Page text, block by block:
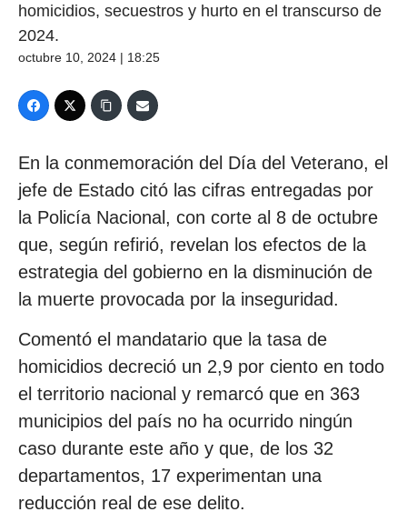
homicidios, secuestros y hurto en el transcurso de
2024.
octubre 10, 2024 | 18:25
En la conmemoración del Día del Veterano, el
jefe de Estado citó las cifras entregadas por
la Policía Nacional, con corte al 8 de octubre
que, según refirió, revelan los efectos de la
estrategia del gobierno en la disminución de
la muerte provocada por la inseguridad.
Comentó el mandatario que la tasa de
homicidios decreció un 2,9 por ciento en todo
el territorio nacional y remarcó que en 363
municipios del país no ha ocurrido ningún
caso durante este año y que, de los 32
departamentos, 17 experimentan una
reducción real de ese delito.